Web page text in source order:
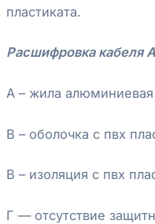
пластиката.
Расшифровка кабеля
А – жила алюминиевая
В – оболочка с пвх
В – изоляция с пвх
Г — отсутствие